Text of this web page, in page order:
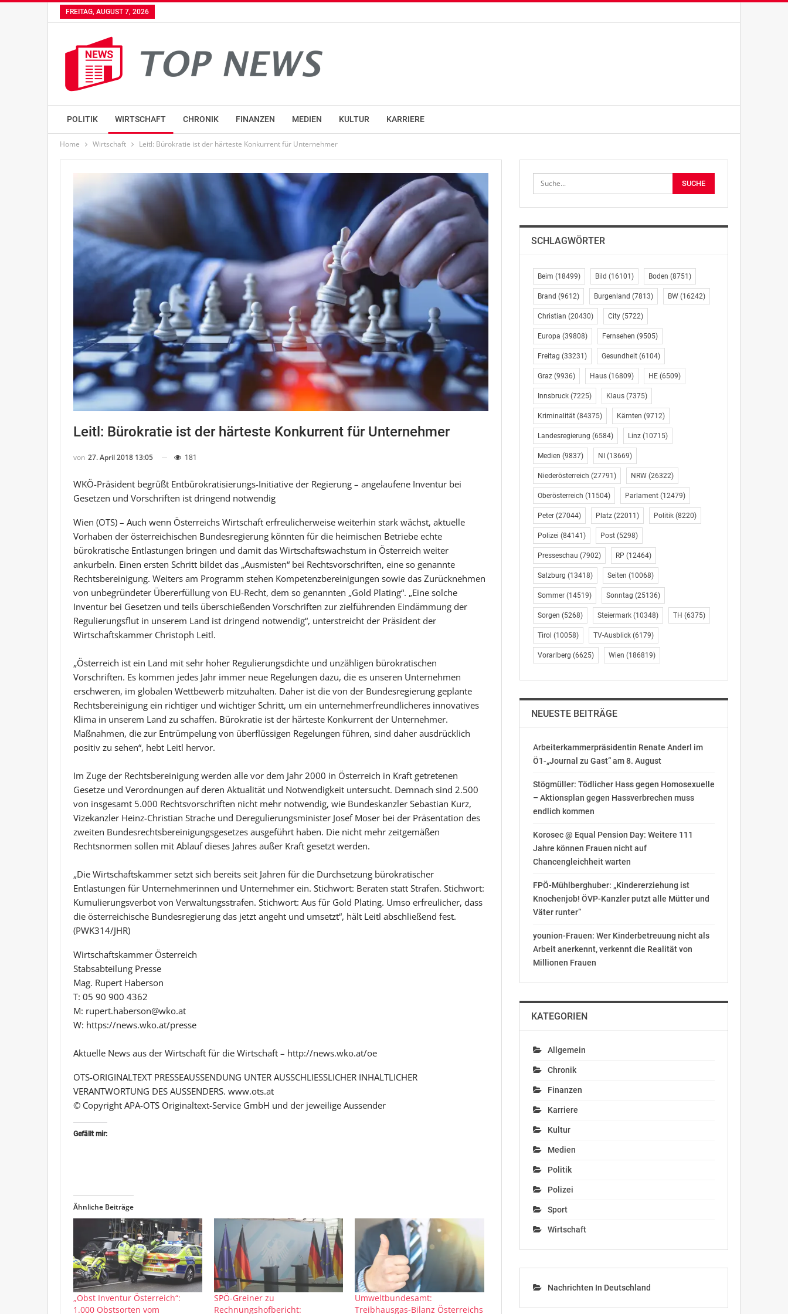
FREITAG, AUGUST 7, 2026
POLITIK WIRTSCHAFT CHRONIK FINANZEN MEDIEN KULTUR KARRIERE
Home Wirtschaft Leitl: Bürokratie ist der härteste Konkurrent für Unternehmer
Leitl: Bürokratie ist der härteste Konkurrent für Unternehmer
von 27. April 2018 13:05 181
WKÖ-Präsident begrüßt Entbürokratisierungs-Initiative der Regierung – angelaufene Inventur bei
Gesetzen und Vorschriften ist dringend notwendig
Wien (OTS) – Auch wenn Österreichs Wirtschaft erfreulicherweise weiterhin stark wächst, aktuelle
Vorhaben der österreichischen Bundesregierung könnten für die heimischen Betriebe echte
bürokratische Entlastungen bringen und damit das Wirtschaftswachstum in Österreich weiter
ankurbeln. Einen ersten Schritt bildet das „Ausmisten“ bei Rechtsvorschriften, eine so genannte
Rechtsbereinigung. Weiters am Programm stehen Kompetenzbereinigungen sowie das Zurücknehmen
von unbegründeter Übererfüllung von EU-Recht, dem so genannten „Gold Plating“. „Eine solche
Inventur bei Gesetzen und teils überschießenden Vorschriften zur zielführenden Eindämmung der
Regulierungsflut in unserem Land ist dringend notwendig“, unterstreicht der Präsident der
Wirtschaftskammer Christoph Leitl.
„Österreich ist ein Land mit sehr hoher Regulierungsdichte und unzähligen bürokratischen
Vorschriften. Es kommen jedes Jahr immer neue Regelungen dazu, die es unseren Unternehmen
erschweren, im globalen Wettbewerb mitzuhalten. Daher ist die von der Bundesregierung geplante
Rechtsbereinigung ein richtiger und wichtiger Schritt, um ein unternehmerfreundlicheres innovatives
Klima in unserem Land zu schaffen. Bürokratie ist der härteste Konkurrent der Unternehmer.
Maßnahmen, die zur Entrümpelung von überflüssigen Regelungen führen, sind daher ausdrücklich
positiv zu sehen“, hebt Leitl hervor.
Im Zuge der Rechtsbereinigung werden alle vor dem Jahr 2000 in Österreich in Kraft getretenen
Gesetze und Verordnungen auf deren Aktualität und Notwendigkeit untersucht. Demnach sind 2.500
von insgesamt 5.000 Rechtsvorschriften nicht mehr notwendig, wie Bundeskanzler Sebastian Kurz,
Vizekanzler Heinz-Christian Strache und Deregulierungsminister Josef Moser bei der Präsentation des
zweiten Bundesrechtsbereinigungsgesetzes ausgeführt haben. Die nicht mehr zeitgemäßen
Rechtsnormen sollen mit Ablauf dieses Jahres außer Kraft gesetzt werden.
„Die Wirtschaftskammer setzt sich bereits seit Jahren für die Durchsetzung bürokratischer
Entlastungen für Unternehmerinnen und Unternehmer ein. Stichwort: Beraten statt Strafen. Stichwort:
Kumulierungsverbot von Verwaltungsstrafen. Stichwort: Aus für Gold Plating. Umso erfreulicher, dass
die österreichische Bundesregierung das jetzt angeht und umsetzt“, hält Leitl abschließend fest.
(PWK314/JHR)
Wirtschaftskammer Österreich
Stabsabteilung Presse
Mag. Rupert Haberson
T: 05 90 900 4362
M: rupert.haberson@wko.at
W: https://news.wko.at/presse
Aktuelle News aus der Wirtschaft für die Wirtschaft – http://news.wko.at/oe
OTS-ORIGINALTEXT PRESSEAUSSENDUNG UNTER AUSSCHLIESSLICHER INHALTLICHER
VERANTWORTUNG DES AUSSENDERS. www.ots.at
© Copyright APA-OTS Originaltext-Service GmbH und der jeweilige Aussender
Gefällt mir:
Ähnliche Beiträge
„Obst Inventur Österreich“:
1.000 Obstsorten vom
SPÖ-Greiner zu
Rechnungshofbericht:
Umweltbundesamt:
Treibhausgas-Bilanz Österreichs
SCHLAGWÖRTER
Beim (18499) Bild (16101) Boden (8751)
Brand (9612) Burgenland (7813) BW(16242)
Christian (20430) City(5722)
Europa (39808) Fernsehen (9505)
Freitag (33231) Gesundheit(6104)
Graz(9936) Haus(16809) HE(6509)
Innsbruck(7225) Klaus(7375)
Kriminalität(84375) Kärnten (9712)
Landesregierung (6584) Linz(10715)
Medien (9837) NI (13669)
Niederösterreich (27791) NRW(26322)
Oberösterreich (11504) Parlament(12479)
Peter(27044) Platz(22011) Politik(8220)
Polizei (84141) Post(5298)
Presseschau (7902) RP (12464)
Salzburg (13418) Seiten (10068)
Sommer(14519) Sonntag (25136)
Sorgen (5268) Steiermark(10348) TH (6375)
Tirol (10058) TV-Ausblick(6179)
Vorarlberg (6625) Wien (186819)
NEUESTE BEITRÄGE
Arbeiterkammerpräsidentin Renate Anderl im
Ö1-„Journal zu Gast“ am 8. August
Stögmüller: Tödlicher Hass gegen Homosexuelle
– Aktionsplan gegen Hassverbrechen muss
endlich kommen
Korosec @ Equal Pension Day: Weitere 111
Jahre können Frauen nicht auf
Chancengleichheit warten
FPÖ-Mühlberghuber: „Kindererziehung ist
Knochenjob! ÖVP-Kanzler putzt alle Mütter und
Väter runter“
younion-Frauen: Wer Kinderbetreuung nicht als
Arbeit anerkennt, verkennt die Realität von
Millionen Frauen
KATEGORIEN
Allgemein
Chronik
Finanzen
Karriere
Kultur
Medien
Politik
Polizei
Sport
Wirtschaft
Nachrichten In Deutschland